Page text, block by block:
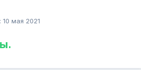
10 мая 2021